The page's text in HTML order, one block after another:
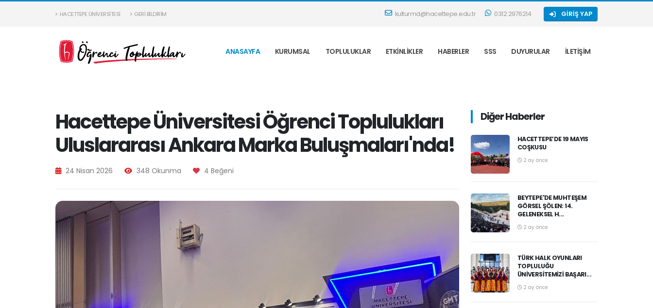
HACETTEPE ÜNIVERSITESI GERI BILDIRIM kulturmd@hacettepe.edu.tr 0312 2976214 GIRIŞ YAP
ANASAYFA KURUMSAL TOPLULUKLAR ETKINLIKLER HABERLER SSS DUYURULAR İLETIŞIM
Hacettepe Üniversitesi Öğrenci Toplulukları
Uluslararası Ankara Marka Buluşmaları'nda!
24 Nisan 2026 348 Okunma 4 Beğeni
Diğer Haberler
HACETTEPE’DE 19 MAYIS
COŞKUSU
2 ay önce
BEYTEPE'DE MUHTEŞEM
GÖRSEL ŞÖLEN: 14.
GELENEKSEL H...
2 ay önce
TÜRK HALK OYUNLARI
TOPLULUĞU
ÜNIVERSITEMIZI BAŞARI...
2 ay önce